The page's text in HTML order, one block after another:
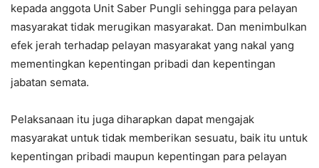
kepada anggota Unit Saber Pungli sehingga para pelayan
masyarakat tidak merugikan masyarakat. Dan menimbulkan
efek jerah terhadap pelayan masyarakat yang nakal yang
mementingkan kepentingan pribadi dan kepentingan
jabatan semata.
Pelaksanaan itu juga diharapkan dapat mengajak
masyarakat untuk tidak memberikan sesuatu, baik itu untuk
kepentingan pribadi maupun kepentingan para pelayan